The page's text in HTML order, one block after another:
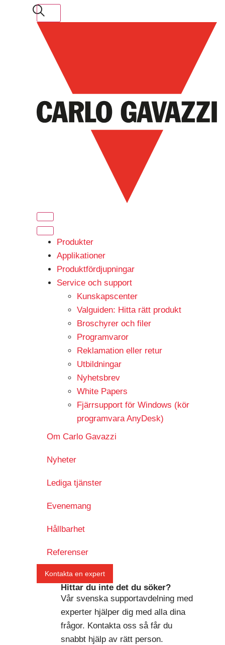
Produkter
Applikationer
Produktfördjupningar
Service och support
Kunskapscenter
Valguiden: Hitta rätt produkt
Broschyrer och filer
Programvaror
Reklamation eller retur
Utbildningar
Nyhetsbrev
White Papers
Fjärrsupport för Windows (kör
programvara AnyDesk)
Om Carlo Gavazzi
Nyheter
Lediga tjänster
Evenemang
Hållbarhet
Referenser
Kontakta en expert
Hittar du inte det du söker?
Vår svenska supportavdelning med
experter hjälper dig med alla dina
frågor. Kontakta oss så får du
snabbt hjälp av rätt person.